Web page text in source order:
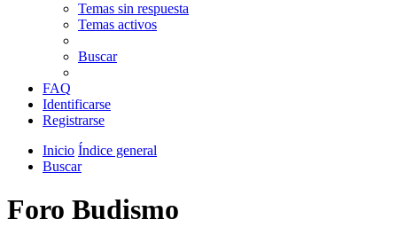
Temas sin respuesta
Temas activos
Buscar
FAQ
Identificarse
Registrarse
Inicio Índice general
Buscar
Foro Budismo